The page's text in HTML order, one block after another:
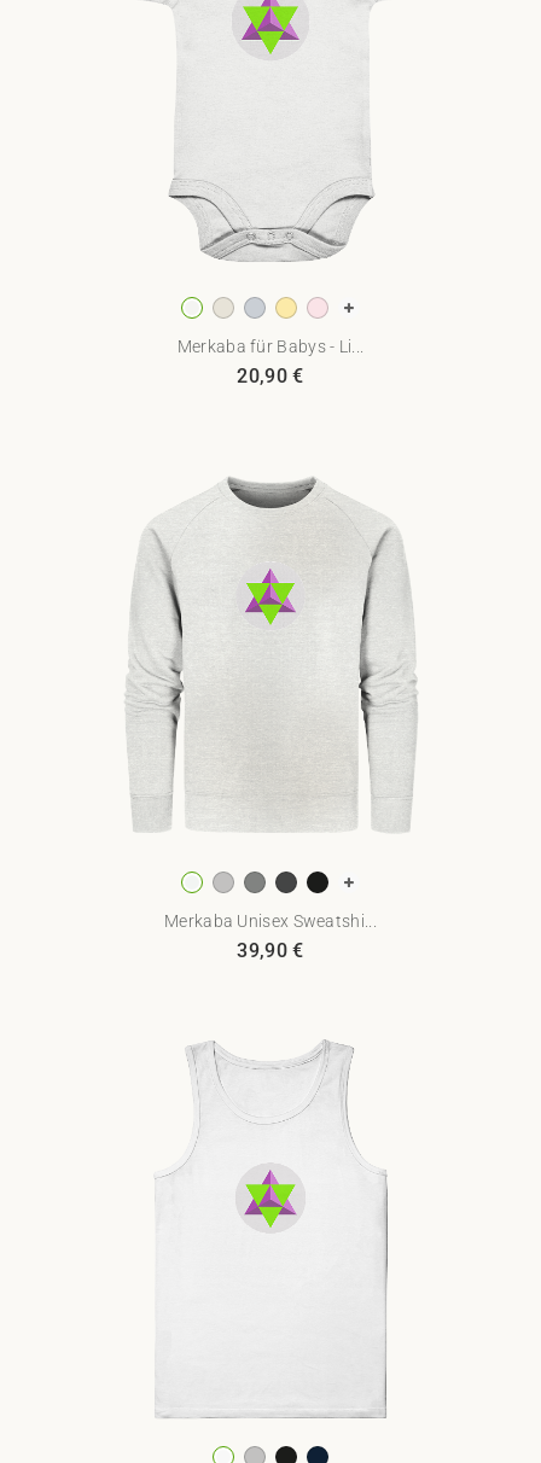
Merkaba für Babys - Li...
20,90€
Merkaba Unisex Sweatshi...
39,90€